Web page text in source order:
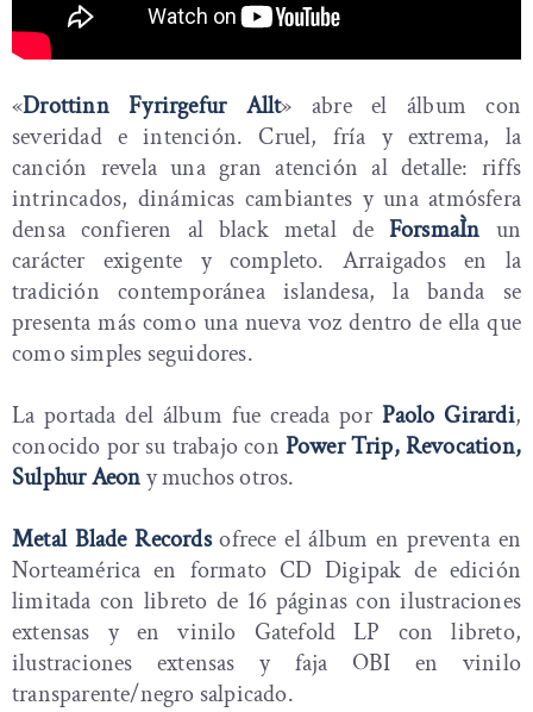
«Drottinn Fyrirgefur Allt» abre el álbum con
severidad e intención. Cruel, fría y extrema, la
canción revela una gran atención al detalle: riffs
intrincados, dinámicas cambiantes y una atmósfera
densa confieren al black metal de ForsmaÌn un
carácter exigente y completo. Arraigados en la
tradición contemporánea islandesa, la banda se
presenta más como una nueva voz dentro de ella que
como simples seguidores.
La portada del álbum fue creada por Paolo Girardi,
conocido por su trabajo con Power Trip, Revocation,
Sulphur Aeony muchos otros.
Metal Blade Recordsofrece el álbum en preventa en
Norteamérica en formato CD Digipak de edición
limitada con libreto de 16 páginas con ilustraciones
extensas y en vinilo Gatefold LP con libreto,
ilustraciones extensas y faja OBI en vinilo
transparente/negro salpicado.